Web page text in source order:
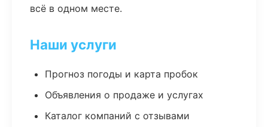
всё в одном месте.
Наши услуги
Прогноз погоды и карта пробок
Объявления о продаже и услугах
Каталог компаний с отзывами